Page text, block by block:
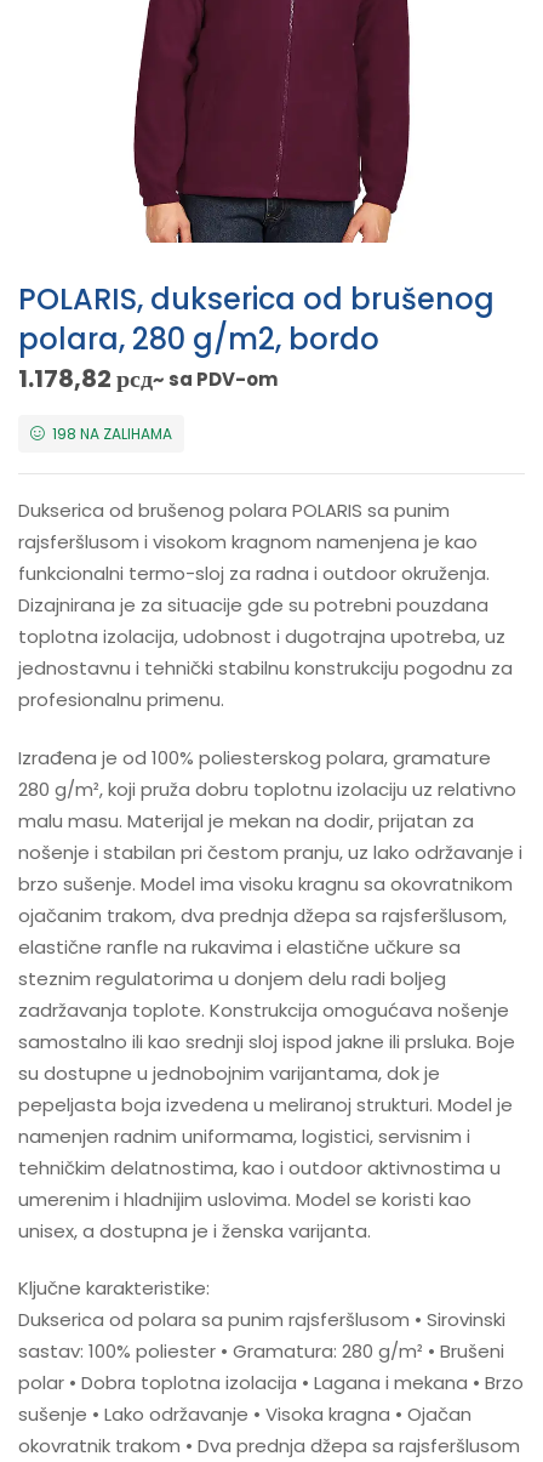
POLARIS, dukserica od brušenog
polara, 280 g/m2, bordo
1.178,82рсд~ sa PDV-om
198 NA ZALIHAMA
Dukserica od brušenog polara POLARIS sa punim
rajsferšlusom i visokom kragnom namenjena je kao
funkcionalni termo-sloj za radna i outdoor okruženja.
Dizajnirana je za situacije gde su potrebni pouzdana
toplotna izolacija, udobnost i dugotrajna upotreba, uz
jednostavnu i tehnički stabilnu konstrukciju pogodnu za
profesionalnu primenu.
Izrađena je od 100% poliesterskog polara, gramature
280 g/m², koji pruža dobru toplotnu izolaciju uz relativno
malu masu. Materijal je mekan na dodir, prijatan za
nošenje i stabilan pri čestom pranju, uz lako održavanje i
brzo sušenje. Model ima visoku kragnu sa okovratnikom
ojačanim trakom, dva prednja džepa sa rajsferšlusom,
elastične ranfle na rukavima i elastične učkure sa
steznim regulatorima u donjem delu radi boljeg
zadržavanja toplote. Konstrukcija omogućava nošenje
samostalno ili kao srednji sloj ispod jakne ili prsluka. Boje
su dostupne u jednobojnim varijantama, dok je
pepeljasta boja izvedena u meliranoj strukturi. Model je
namenjen radnim uniformama, logistici, servisnim i
tehničkim delatnostima, kao i outdoor aktivnostima u
umerenim i hladnijim uslovima. Model se koristi kao
unisex, a dostupna je i ženska varijanta.
Ključne karakteristike:
Dukserica od polara sa punim rajsferšlusom • Sirovinski
sastav: 100% poliester • Gramatura: 280 g/m² • Brušeni
polar • Dobra toplotna izolacija • Lagana i mekana • Brzo
sušenje • Lako održavanje • Visoka kragna • Ojačan
okovratnik trakom • Dva prednja džepa sa rajsferšlusom